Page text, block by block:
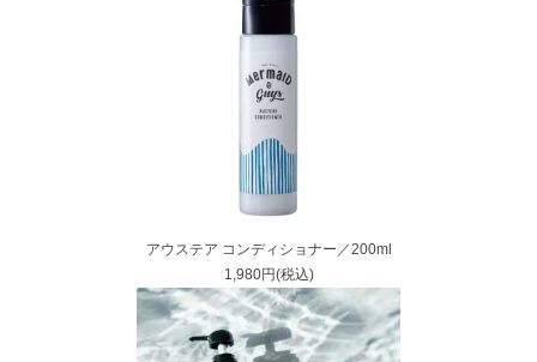
アウステア コンディショナー／200ml
1,980円(税込)